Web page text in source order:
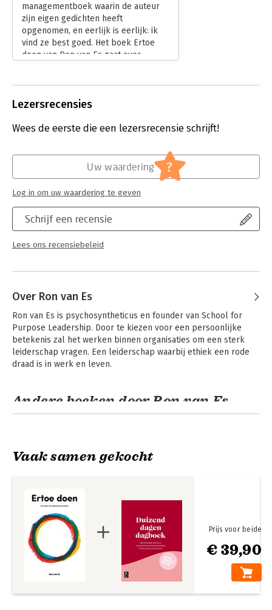
managementboek waarin de auteur
zijn eigen gedichten heeft
opgenomen, en eerlijk is eerlijk: ik
vind ze best goed. Het boek Ertoe
doen van Ron van Es gaat over
filosofisch, verhalend en concreet.
in me op: verrassing, interesse,
Lezersrecensies
Wees de eerste die een lezersrecensie schrijft!
Schrijf een recensie
Lees ons recensiebeleid
Uw waardering ?
Log in om uw waardering te geven
Over Ron van Es
Ron van Es is psychosyntheticus en founder van School for
Purpose Leadership. Door te kiezen voor een persoonlijke
betekenis zal het werken binnen organisaties om een sterk
leiderschap vragen. Een leiderschap waarbij ethiek een rode
draad is in werk en leven.
Andere boeken door Ron van Es
Ertoe doen
Vaak samen gekocht
€ 39,90
Prijs voor beide